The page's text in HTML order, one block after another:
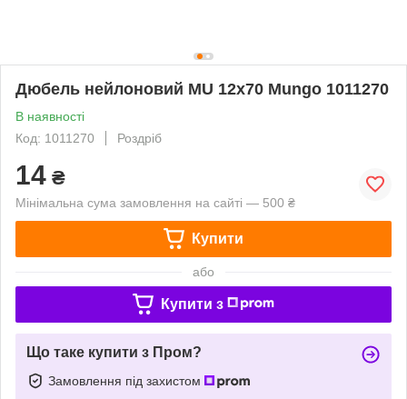
Дюбель нейлоновий MU 12x70 Mungo 1011270
В наявності
Код: 1011270
Роздріб
14 ₴
Мінімальна сума замовлення на сайті — 500 ₴
Купити
або
Купити з
Що таке купити з Пром?
Замовлення під захистом